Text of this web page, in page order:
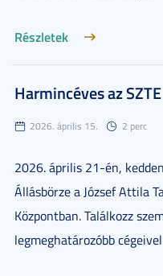
Részletek
Harmincéves az
2026. április 15. 2 perc
2026. április 21-én,
Állásbörze a József Attila
Központban. Találkozz
legmeghatározóbb